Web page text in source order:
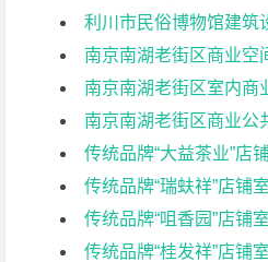
利川市民俗博物馆建筑
南京南湖老街区商业空
南京南湖老街区室内商
南京南湖老街区商业公
传统品牌“大益茶业”店
传统品牌“瑞蚨祥”店铺
传统品牌“咀香园”店铺
传统品牌“桂发祥”店铺